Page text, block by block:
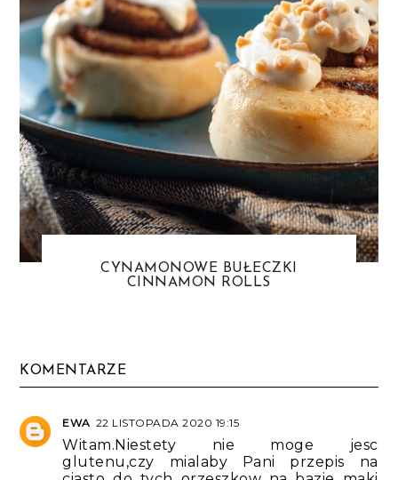
CYNAMONOWE BUŁECZKI
CINNAMON ROLLS
KOMENTARZE
EWA 22 LISTOPADA 2020 19:15
Witam.Niestety nie moge jesc
glutenu,czy mialaby Pani przepis na